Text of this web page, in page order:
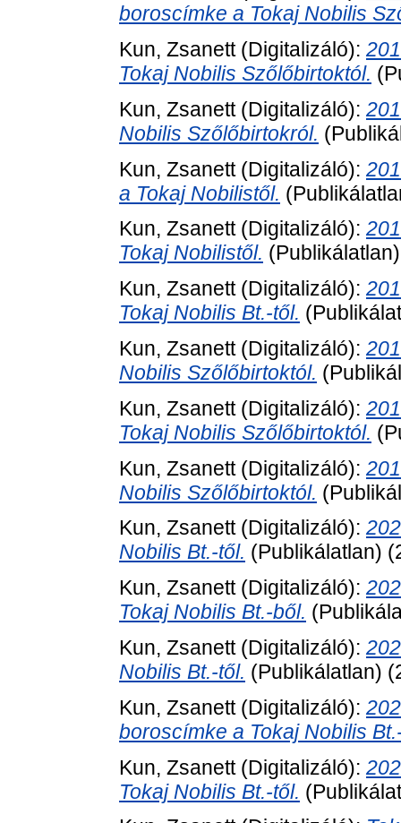
boroscímke a Tokaj Nobilis
Kun, Zsanett(Digitalizáló):
Tokaj Nobilis Szőlőbirtoktól.
Kun, Zsanett(Digitalizáló):
Nobilis Szőlőbirtokról.
Kun, Zsanett(Digitalizáló):
a Tokaj Nobilistől.
Kun, Zsanett(Digitalizáló):
Tokaj Nobilistől.
Kun, Zsanett(Digitalizáló):
Tokaj Nobilis Bt.-től.
Kun, Zsanett(Digitalizáló):
Nobilis Szőlőbirtoktól.
Kun, Zsanett(Digitalizáló):
Tokaj Nobilis Szőlőbirtoktól.
Kun, Zsanett(Digitalizáló):
Nobilis Szőlőbirtoktól.
Kun, Zsanett(Digitalizáló):
Nobilis Bt.-től. (Publikálatlan)
Kun, Zsanett(Digitalizáló):
Tokaj Nobilis Bt.-ből.
Kun, Zsanett(Digitalizáló):
Nobilis Bt.-től. (Publikálatlan)
Kun, Zsanett(Digitalizáló):
boroscímke a Tokaj Nobilis
Kun, Zsanett(Digitalizáló):
Tokaj Nobilis Bt.-től.